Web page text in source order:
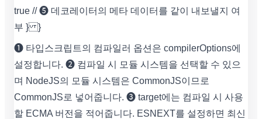
true // ➎ 데코레이터의 메타 데이터를 같이 내보낼지 여
부 } }
❶ 타입스크립트의 컴파일러 옵션은 compilerOptions에
설정합니다. ❷ 컴파일 시 모듈 시스템을 선택할 수 있으
며 NodeJS의 모듈 시스템은 CommonJS이므로
CommonJS로 넣어줍니다. ❸ target에는 컴파일 시 사용
할 ECMA 버전을 적어줍니다. ESNEXT를 설정하면 최신